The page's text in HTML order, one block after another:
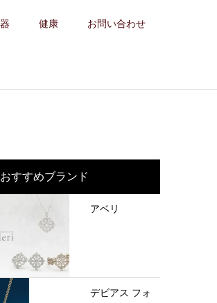
健康 お問い合わせ
おすすめブランド
アベリ
デビアス フォ